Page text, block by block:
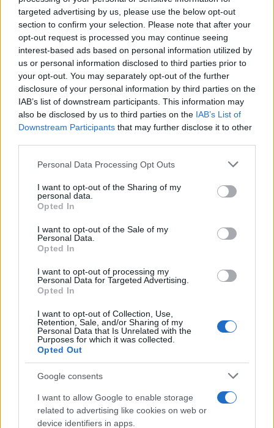
targeted advertising by us, please use the below opt-out
section to confirm your selection. Please note that after your
opt-out request is processed you may continue seeing
interest-based ads based on personal information utilized by
us or personal information disclosed to third parties prior to
your opt-out. You may separately opt-out of the further
disclosure of your personal information by third parties on the
IAB’s list of downstream participants. This information may
also be disclosed by us to third parties on the IAB’s List of
Downstream Participants that may further disclose it to other
Please note that this website/app uses one or more Google
not limited to your visit or usage behaviour. You may click to
grant or deny consent to Google and its third-party tags to
use your data for below specified purposes in below Google
consent section.
Personal Data Processing Opt Outs
I want to opt-out of the Sharing of my
personal data.
Opted In
I want to opt-out of the Sale of my
Personal Data.
Opted In
I want to opt-out of processing my
Personal Data for Targeted Advertising.
Opted In
I want to opt-out of Collection, Use,
Retention, Sale, and/or Sharing of my
Personal Data that Is Unrelated with the
Purposes for which it was collected.
Opted Out
Google consents
I want to allow Google to enable storage
related to advertising like cookies on web or
device identifiers in apps.
2000 /2000
Υποβολή σχολίου
Όροι Χρήσης. Το site προστατεύεται από reCAPTCHA, ισχύουν
Πολιτική Απορρήτου&Όροι Χρήσηςτης Google.
Lifestyle
ΘΑΝΟΣ ΚΑΛΗΩΡΑΣ
Share:
ενημερωθείτε πρώτοι για όλη την ειδησεογραφία και τα
τελευταία νέατης ημέρας
Πιο δημοφιλή
Δολοφονία Βρετανίδας στην Κυψέλη: Οι
δύο καταθέσεις «κλειδί» της συζύγου του
26χρονου Αφγανού – Το στίγμα του
κινητού, η θεία από την Ινδία και τα
απειλητικά μηνύματα
Η Ελένη Φωτοπούλου ευχήθηκε για τη
γιορτή του Άκη Παυλόπουλου: «Δεκαπέντε